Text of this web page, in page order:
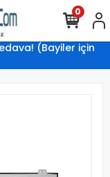
(Bayiler için
0